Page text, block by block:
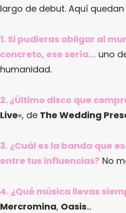
largo de debut. Aquí
1. Si pudieras obligar al
concreto, ese sería… uno
humanidad.
2. ¿Último disco que
Live«, de The Wedding
3. ¿Cuál es la banda que
entre tus influencias? No
4. ¿Qué música llevas
Mercromina, Oasis…